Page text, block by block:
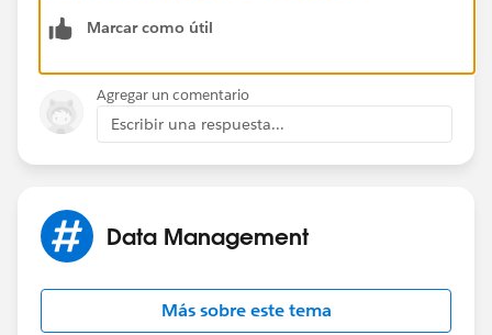
Marcar como útil
Agregar un comentario
Escribir una respuesta...
Data Management
Más sobre este tema